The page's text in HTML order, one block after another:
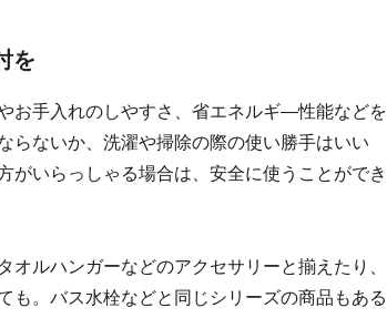
を
お手入れのしやすさ、省エネルギ―性能などを
らないか、洗濯や掃除の際の使い勝手はいい
がいらっしゃる場合は、安全に使うことができ
ルハンガーなどのアクセサリーと揃えたり、
も。バス水栓などと同じシリーズの商品もある